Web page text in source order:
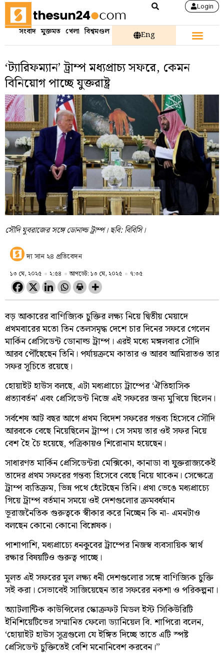
Login
সংবাদ মুক্তমত খেলা বিশ্বমণ্ডল Eng
‘ট্যারিফম্যান’ ট্রাম্প মধ্যপ্রাচ্য সফরে, কেমন
বিনিয়োগ পাচ্ছে যুক্তরাষ্ট্র
সৌদি যুবরাজের সঙ্গে ডোনাল্ড ট্রাম্প। ছবি: বিবিসি।
দ্য সান ২৪ প্রতিবেদন
১৩ মে, ২০২৫ ২:৫৪ আপডেট: ১৩ মে, ২০২৫ ৭:৩৫
বড় আকারের বাণিজ্যিক চুক্তির লক্ষ্য নিয়ে দ্বিতীয় মেয়াদে
প্রথমবারের মতো তিন তেলসমৃদ্ধ দেশে চার দিনের সফরে গেলেন
মার্কিন প্রেসিডেন্ট ডোনাল্ড ট্রাম্প। এরই মধ্যে মঙ্গলবার সৌদি
আরব পৌঁছেছেন তিনি। পর্যায়ক্রমে কাতার ও আরব আমিরাতও তার
সফর সূচিতে রয়েছে।
হোয়াইট হাউস বলছে, এটা মধ্যপ্রাচ্যে ট্রাম্পের ‘ঐতিহাসিক
প্রত্যাবর্তন’ এবং প্রেসিডেন্ট নিজে এই সফরের জন্য মুখিয়ে ছিলেন।
সর্বশেষ আট বছর আগে প্রথম বিদেশ সফরের গন্তব্য হিসেবে সৌদি
আরবকে বেছে নিয়েছিলেন ট্রাম্প। সে সময় তার ওই সফর নিয়ে
বেশ হৈ চৈ হয়েছে, পত্রিকায়ও শিরোনাম হয়েছেন।
সাধারণত মার্কিন প্রেসিডেন্টরা মেক্সিকো, কানাডা বা যুক্তরাজ্যকেই
তাদের প্রথম সফরের গন্তব্য হিসেবে বেছে নিয়ে থাকেন। সেক্ষেত্রে
ট্রাম্প ব্যতিক্রম, ভিন্ন পথে হেঁটেছেন তিনি। প্রথা ভেঙে মধ্যপ্রাচ্যে
গিয়ে ট্রাম্প বর্তমান সময়ে ওই দেশগুলোর ক্রমবর্ধমান
ভূরাজনৈতিক গুরুত্বকে স্বীকার করে নিচ্ছেন কি না- এমনটাও
বলছেন কোনো কোনো বিশ্লেষক।
পাশাপাশি, মধ্যপ্রাচ্যে ধনকুবের ট্রাম্পের নিজস্ব ব্যবসায়িক স্বার্থ
রক্ষার বিষয়টিও গুরুত্ব পাচ্ছে।
মূলত এই সফরের মূল লক্ষ্য ধনী দেশগুলোর সঙ্গে বাণিজ্যিক চুক্তি
সই করা। সেভাবেই সাজিয়েছেন তার সফরের নকশা ও পরিকল্পনা।
অ্যাটলান্টিক কাউন্সিলের স্কোক্রফট মিডল ইস্ট সিকিউরিটি
ইনিশিয়েটিভের সম্মানিত ফেলো ড্যানিয়েল বি. শাপিরো বলেন,
‘হোয়াইট হাউস সূত্রগুলো যে ইঙ্গিত দিচ্ছে তাতে এটি স্পষ্ট
প্রেসিডেন্ট চুক্তিতেই বেশি মনোনিবেশ করবেন।”